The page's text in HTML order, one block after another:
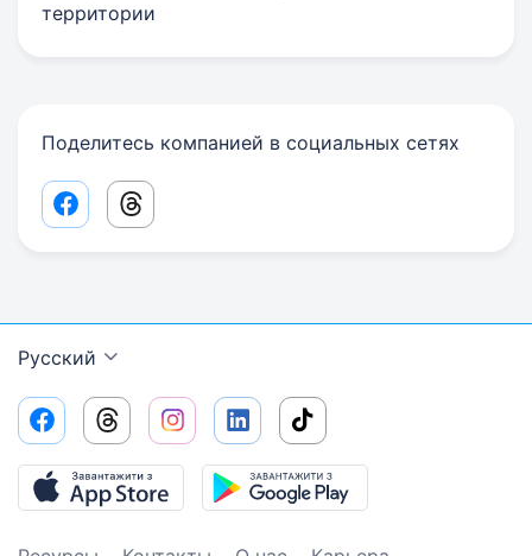
территории
Поделитесь компанией в социальных сетях
Facebook share link
Threads share link
Русский